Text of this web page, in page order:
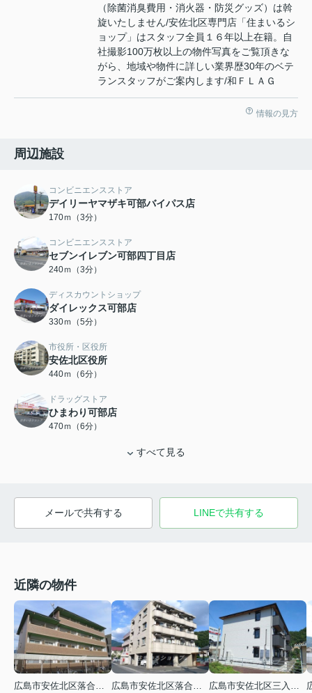
（除菌消臭費用・消火器・防災グッズ）は斡
旋いたしません/安佐北区専門店「住まいるシ
ョップ」はスタッフ全員１６年以上在籍。自
社撮影100万枚以上の物件写真をご覧頂きな
がら、地域や物件に詳しい業界歴30年のベテ
ランスタッフがご案内します/和ＦＬＡＧ
情報の見方
周辺施設
コンビニエンスストア
デイリーヤマザキ可部バイパス店
170ｍ（3分）
コンビニエンスストア
セブンイレブン可部四丁目店
240ｍ（3分）
ディスカウントショップ
ダイレックス可部店
330ｍ（5分）
市役所・区役所
安佐北区役所
440ｍ（6分）
ドラッグストア
ひまわり可部店
470ｍ（6分）
すべて見る
メールで共有する LINEで共有する
近隣の物件
広島市安佐北区落合１丁目
広島市安佐北区落合２丁目
広島市安佐北区三入１丁目